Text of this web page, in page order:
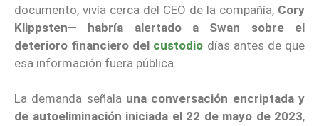
documento, vivía cerca del CEO de la compañía, Cory
Klippsten— habría alertado a Swan sobre el
deterioro financiero del custodio días antes de que
esa información fuera pública.
La demanda señala una conversación encriptada y
de autoeliminación iniciada el 22 de mayo de 2023,